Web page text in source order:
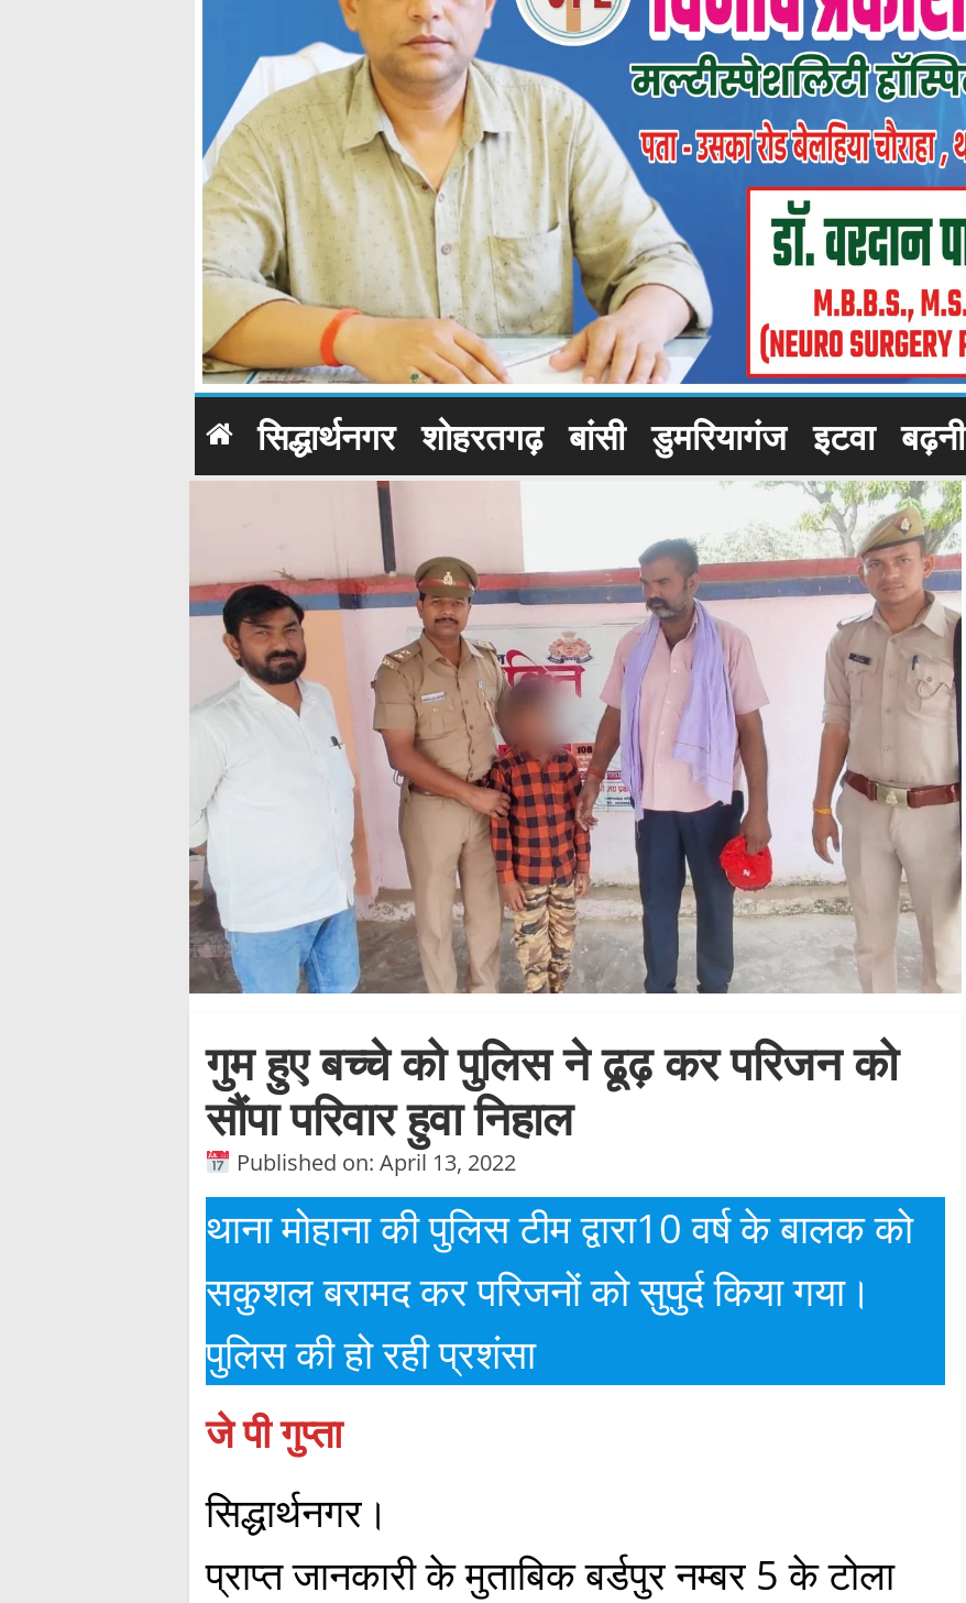
सिद्धार्थनगर शोहरतगढ़ बांसी डुमरियागंज इटवा बढ़नी
गुम हुए बच्चे को पुलिस ने ढूढ़ कर परिजन को
सौंपा परिवार हुवा निहाल
Published on: April 13, 2022
थाना मोहाना की पुलिस टीम द्वारा10 वर्ष के बालक को
सकुशल बरामद कर परिजनों को सुपुर्द किया गया।
पुलिस की हो रही प्रशंसा
जे पी गुप्ता
सिद्धार्थनगर।
प्राप्त जानकारी के मुताबिक बर्डपुर नम्बर 5 के टोला